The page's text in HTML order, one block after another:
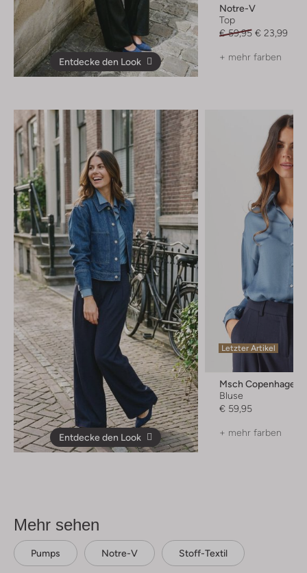
Entdecke den Look
Notre-V
Top
€ 59,95 € 23,99
+ mehr farben
Entdecke den Look
Letzter Artikel
Msch Copenhagen
Bluse
€ 59,95
+ mehr farben
Mehr sehen
Pumps Notre-V Stoff-Textil